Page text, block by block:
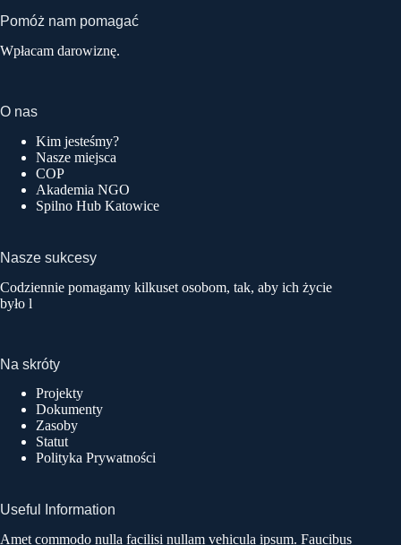
Pomóż nam pomagać
Wpłacam darowiznę.
O nas
Kim jesteśmy?
Nasze miejsca
COP
Akademia NGO
Spilno Hub Katowice
Nasze sukcesy
Codziennie pomagamy kilkuset osobom, tak, aby ich życie
było l
Na skróty
Projekty
Dokumenty
Zasoby
Statut
Polityka Prywatności
Useful Information
Amet commodo nulla facilisi nullam vehicula ipsum. Faucibus